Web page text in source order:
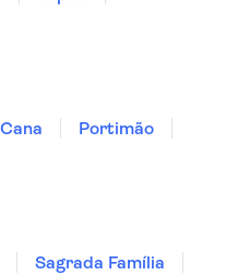
Portimão
Sagrada Família